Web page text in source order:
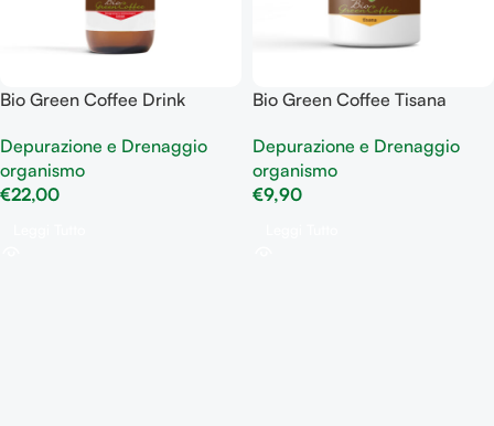
Bio Green Coffee Drink
eccesso
Depurazione e Drenaggio
organismo
€22,00
Bio Green Coffee Tisana
Depurazione e Drenaggio
organismo
€9,90